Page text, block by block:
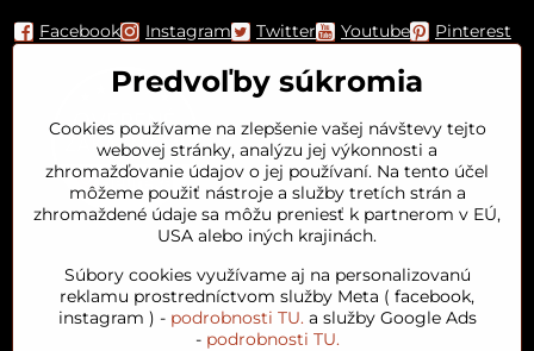
Facebook Instagram Twitter Youtube Pinterest
Orient House
Arganový olej
Predvoľby súkromia
Cookies používame na zlepšenie vašej návštevy tejto
webovej stránky, analýzu jej výkonnosti a
zhromažďovanie údajov o jej používaní. Na tento účel
môžeme použiť nástroje a služby tretích strán a
zhromaždené údaje sa môžu preniesť k partnerom v EÚ,
USA alebo iných krajinách.
Súbory cookies využívame aj na personalizovanú
reklamu prostredníctvom služby Meta ( facebook,
instagram ) - podrobnosti TU.a služby Google Ads
- podrobnosti TU.